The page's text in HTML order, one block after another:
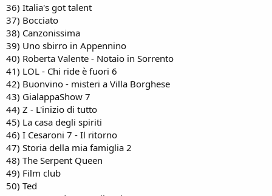
36) Italia's got talent
37) Bocciato
38) Canzonissima
39) Uno sbirro in Appennino
40) Roberta Valente - Notaio in Sorrento
41) LOL - Chi ride è fuori 6
42) Buonvino - misteri a Villa Borghese
43) GialappaShow 7
44) Z - L'inizio di tutto
45) La casa degli spiriti
46) I Cesaroni 7 - Il ritorno
47) Storia della mia famiglia 2
48) The Serpent Queen
49) Film club
50) Ted